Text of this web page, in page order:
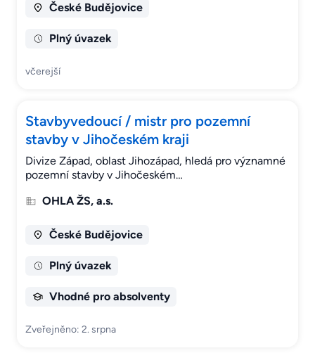
České Budějovice
Plný úvazek
včerejší
Stavbyvedoucí / mistr pro pozemní
stavby v Jihočeském kraji
Divize Západ, oblast Jihozápad, hledá pro významné
pozemní stavby v Jihočeském…
OHLA ŽS, a.s.
České Budějovice
Plný úvazek
Vhodné pro absolventy
Zveřejněno: 2. srpna